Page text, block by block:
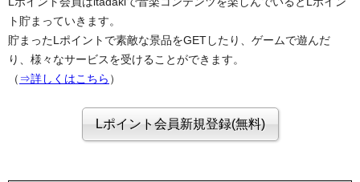
ト貯まっていきます。
貯まったLポイントで素敵な景品をGETしたり、ゲームで遊んだ
り、様々なサービスを受けることができます。
（ ⇒詳しくはこちら ）